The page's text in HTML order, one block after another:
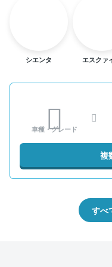
シエンタ エスクァ
車種・グレード
複
すべ